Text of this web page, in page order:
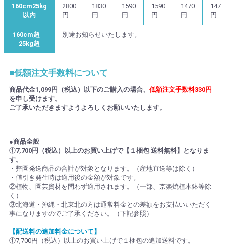
160cm25kg
以内
2800
円
1830
円
1590
円
1590
円
1470
円
1470
円
160cm超
25kg超
別途お知らせいたします。
■低額注文手数料について
商品代金1,099円（税込）以下のご購入の場合、 低額注文手数料330円
を申し受けます。
ご了承いただきますようよろしくお願いいたします。
●商品全般
①7,700円（税込）以上のお買い上げで【１梱包 送料無料】となりま
す。
・弊園発送商品の合計が対象となります。（産地直送等は除く）
・値引き発生時は適用後の金額が対象です。
②植物、園芸資材を問わず適用されます。（一部、京楽焼植木鉢等除
く）
③北海道・沖縄・北東北の方は通常料金との差額をお支払いいただく
事になりますのでご了承ください。（下記参照）
【配送料の追加料金について】
①7,700円（税込）以上のお買い上げで１梱包の追加送料です。